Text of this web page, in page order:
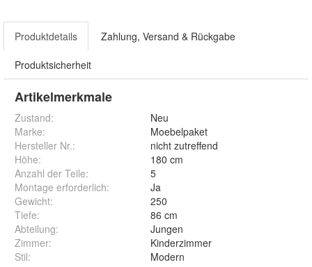
Produktdetails Zahlung, Versand & Rückgabe
Produktsicherheit
Artikelmerkmale
Zustand:
Neu
Marke:
Moebelpaket
Hersteller Nr.:
nicht zutreffend
Höhe:
180 cm
Anzahl der Teile:
5
Montage erforderlich:
Ja
Gewicht:
250
Tiefe:
86 cm
Abteilung:
Jungen
Zimmer:
Kinderzimmer
Stil:
Modern